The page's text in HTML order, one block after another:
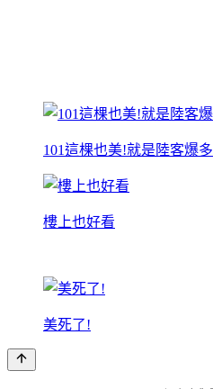
101這棵也美!就是陸客爆多
樓上也好看
美死了!